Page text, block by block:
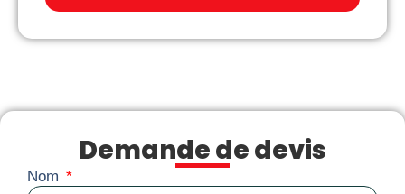
Demande de devis
Nom